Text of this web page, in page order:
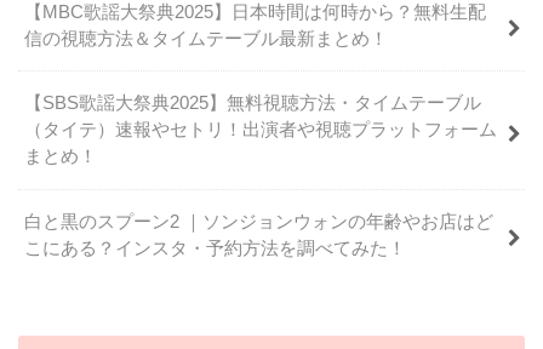
【MBC歌謡大祭典2025】日本時間は何時から？無料生配
信の視聴方法＆タイムテーブル最新まとめ！
【SBS歌謡大祭典2025】無料視聴方法・タイムテーブル
（タイテ）速報やセトリ！出演者や視聴プラットフォーム
まとめ！
白と黒のスプーン2 ｜ソンジョンウォンの年齢やお店はど
こにある？インスタ・予約方法を調べてみた！